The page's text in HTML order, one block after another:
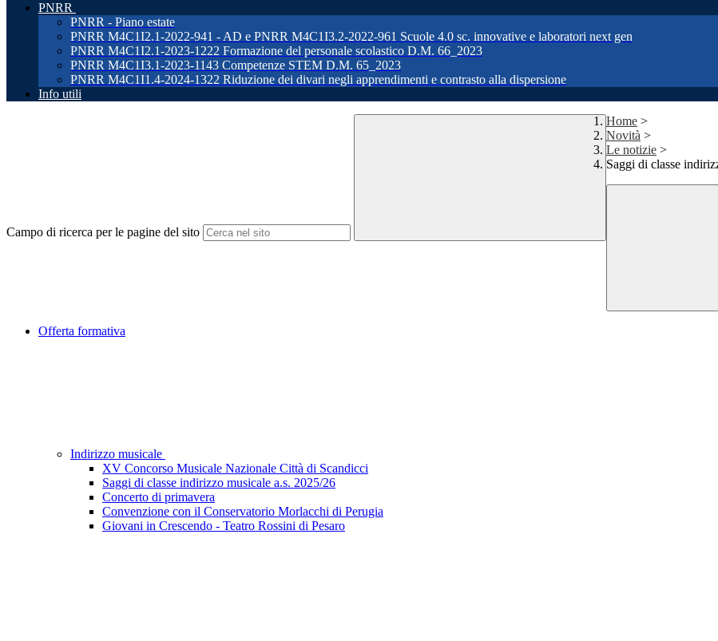
PNRR
PNRR - Piano estate
PNRR M4C1I2.1-2022-941 - AD e PNRR M4C1I3.2-2022-961 Scuole 4.0 sc. innovative e laboratori next gen
PNRR M4C1I2.1-2023-1222 Formazione del personale scolastico D.M. 66_2023
PNRR M4C1I3.1-2023-1143 Competenze STEM D.M. 65_2023
PNRR M4C1I1.4-2024-1322 Riduzione dei divari negli apprendimenti e contrasto alla dispersione
Info utili
Campo di ricerca per le pagine del sito
Home >
Novità >
Le notizie >
Saggi di classe
Offerta formativa
Indirizzo musicale
XV Concorso Musicale Nazionale Città di Scandicci
Saggi di classe indirizzo musicale a.s. 2025/26
Concerto di primavera
Convenzione con il Conservatorio Morlacchi di Perugia
Giovani in Crescendo - Teatro Rossini di Pesaro